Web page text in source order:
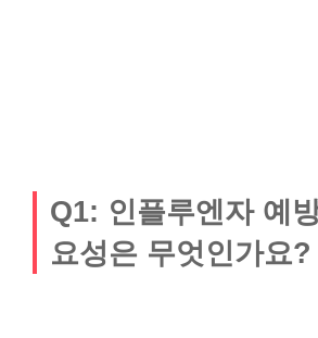
Q1: 인플루엔자 예
요성은 무엇인가요?